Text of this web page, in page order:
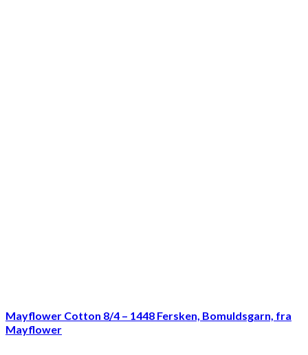
Mayflower Cotton 8/4 – 1448 Fersken, Bomuldsgarn, fra
Mayflower